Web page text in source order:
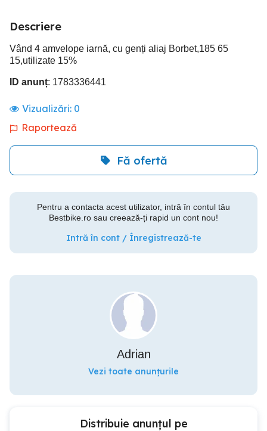
Descriere
Vând 4 amvelope iarnă, cu genți aliaj Borbet,185 65
15,utilizate 15%
ID anunț: 1783336441
Vizualizări: 0
Raportează
Fă ofertă
Pentru a contacta acest utilizator, intră în contul tău
Bestbike.ro sau creează-ți rapid un cont nou!
Intră în cont / Înregistrează-te
Adrian
Vezi toate anunțurile
Distribuie anunțul pe